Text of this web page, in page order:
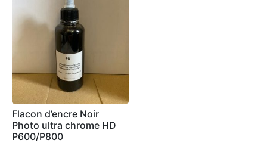
Flacon d’encre Noir
Photo ultra chrome HD
P600/P800